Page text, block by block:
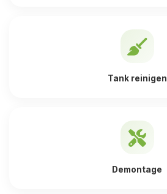
Tank reinigen
Demontage